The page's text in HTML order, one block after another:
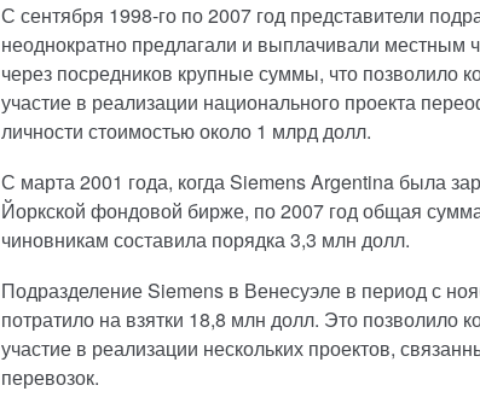
С сентября 1998-го по 2007 год представители
неоднократно предлагали и выплачивали местным
через посредников крупные суммы, что позволило
участие в реализации национального проекта
личности стоимостью около 1 млрд долл.
С марта 2001 года, когда Siemens Argentina была
Йоркской фондовой бирже, по 2007 год общая
чиновникам составила порядка 3,3 млн долл.
Подразделение Siemens в Венесуэле в период с
потратило на взятки 18,8 млн долл. Это позволило
участие в реализации нескольких проектов,
перевозок.